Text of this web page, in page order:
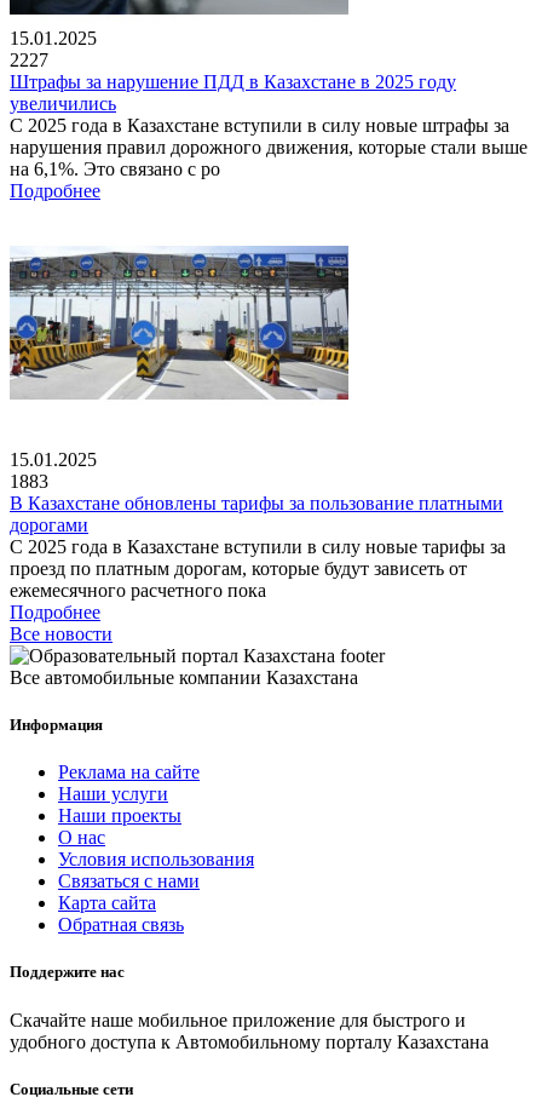
15.01.2025
2227
Штрафы за нарушение ПДД в Казахстане в 2025 году
увеличились
С 2025 года в Казахстане вступили в силу новые штрафы за
нарушения правил дорожного движения, которые стали выше
на 6,1%. Это связано с ро
Подробнее
15.01.2025
1883
В Казахстане обновлены тарифы за пользование платными
дорогами
С 2025 года в Казахстане вступили в силу новые тарифы за
проезд по платным дорогам, которые будут зависеть от
ежемесячного расчетного пока
Подробнее
Все новости
Все автомобильные компании Казахстана
Информация
Реклама на сайте
Наши услуги
Наши проекты
О нас
Условия использования
Связаться с нами
Карта сайта
Обратная связь
Поддержите нас
Скачайте наше мобильное приложение для быстрого и
удобного доступа к Автомобильному порталу Казахстана
Социальные сети